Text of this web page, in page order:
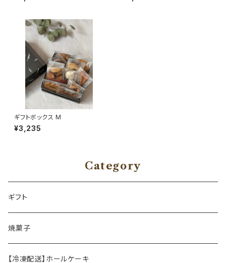
ギフトボックス M
¥3,235
Category
ギフト
焼菓子
【冷凍配送】ホールケーキ